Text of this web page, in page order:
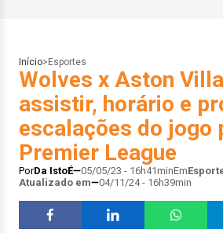
Início> Esportes
Wolves x Aston
assistir, horário e
escalações do jogo
Premier League
PorDa IstoÉ 05/05/23 - 16h41minEm
Atualizado em
04/11/24 - 16h39min